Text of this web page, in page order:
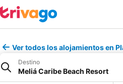
Ver todos los alojamientos en
Destino
Meliá Caribe Beach Resort